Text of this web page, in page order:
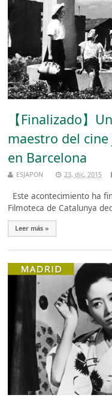
【Finalizado】
maestro del
en Barcelona
ESJAPON 23, dic, 2015
Este acontecimiento ha
Filmoteca de Catalunya
Leer más »